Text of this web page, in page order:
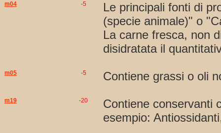
m04 -5
Le principali fonti di
(specie animale)" o
La carne fresca, non
disidratata il
m05 -5 Contiene grassi o oli
m19 -20
Contiene conservanti
esempio: